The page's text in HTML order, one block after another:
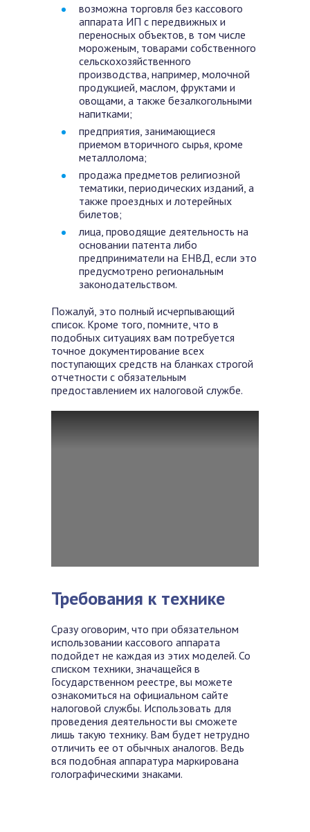
возможна торговля без кассового
аппарата ИП с передвижных и
переносных объектов, в том числе
мороженым, товарами собственного
сельскохозяйственного
производства, например, молочной
продукцией, маслом, фруктами и
овощами, а также безалкогольными
напитками;
предприятия, занимающиеся
приемом вторичного сырья, кроме
металлолома;
продажа предметов религиозной
тематики, периодических изданий, а
также проездных и лотерейных
билетов;
лица, проводящие деятельность на
основании патента либо
предприниматели на ЕНВД, если это
предусмотрено региональным
законодательством.
Пожалуй, это полный исчерпывающий
список. Кроме того, помните, что в
подобных ситуациях вам потребуется
точное документирование всех
поступающих средств на бланках строгой
отчетности с обязательным
предоставлением их налоговой службе.
Требования к технике
Сразу оговорим, что при обязательном
использовании кассового аппарата
подойдет не каждая из этих моделей. Со
списком техники, значащейся в
Государственном реестре, вы можете
ознакомиться на официальном сайте
налоговой службы. Использовать для
проведения деятельности вы сможете
лишь такую технику. Вам будет нетрудно
отличить ее от обычных аналогов. Ведь
вся подобная аппаратура маркирована
голографическими знаками.